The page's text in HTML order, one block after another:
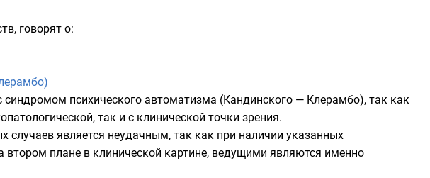
говорят о:
психического автоматизма (Кандинского — Клерамбо), так как
так и с клинической точки зрения.
является неудачным, так как при наличии указанных
втором плане в клинической картине, ведущими являются именно